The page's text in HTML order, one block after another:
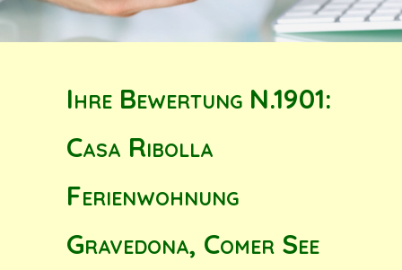
Ihre Bewertung N.1901:
Casa Ribolla
Ferienwohnung
Gravedona, Comer See